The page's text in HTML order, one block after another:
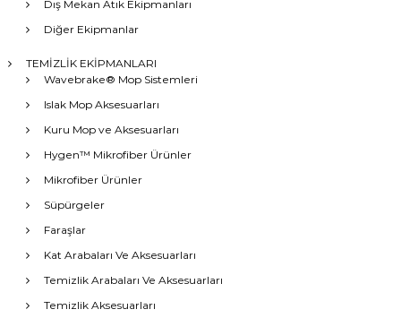
Dış Mekan Atık Ekipmanları
Diğer Ekipmanlar
TEMİZLİK EKİPMANLARI
Wavebrake® Mop Sistemleri
Islak Mop Aksesuarları
Kuru Mop ve Aksesuarları
Hygen™ Mikrofiber Ürünler
Mikrofiber Ürünler
Süpürgeler
Faraşlar
Kat Arabaları Ve Aksesuarları
Temizlik Arabaları Ve Aksesuarları
Temizlik Aksesuarları